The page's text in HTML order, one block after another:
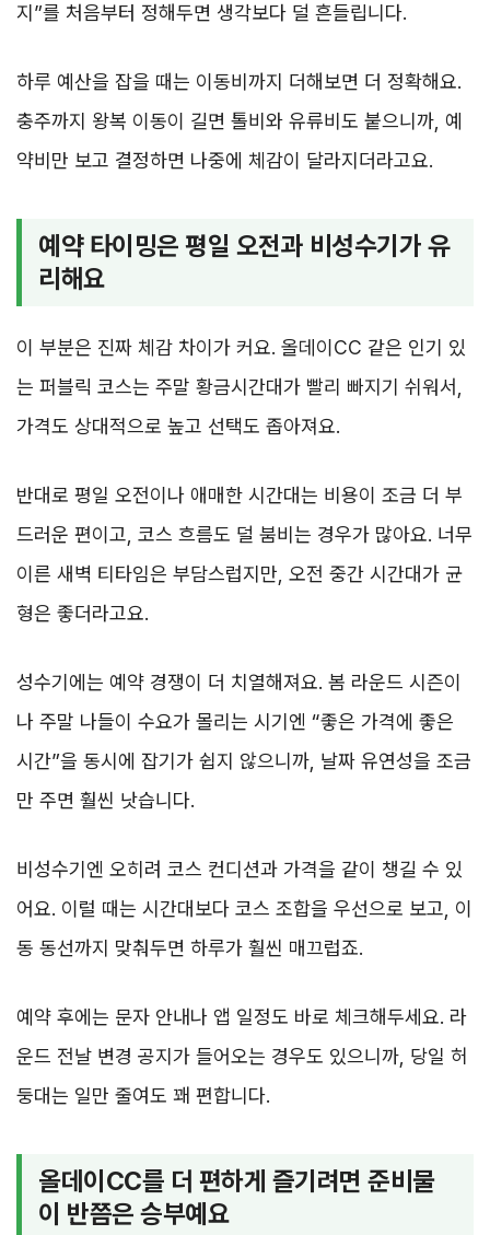
지”를 처음부터 정해두면 생각보다 덜 흔들립니다.
하루 예산을 잡을 때는 이동비까지 더해보면 더 정확해요.
충주까지 왕복 이동이 길면 톨비와 유류비도 붙으니까, 예
약비만 보고 결정하면 나중에 체감이 달라지더라고요.
예약 타이밍은 평일 오전과 비성수기가 유
리해요
이 부분은 진짜 체감 차이가 커요. 올데이CC 같은 인기 있
는 퍼블릭 코스는 주말 황금시간대가 빨리 빠지기 쉬워서,
가격도 상대적으로 높고 선택도 좁아져요.
반대로 평일 오전이나 애매한 시간대는 비용이 조금 더 부
드러운 편이고, 코스 흐름도 덜 붐비는 경우가 많아요. 너무
이른 새벽 티타임은 부담스럽지만, 오전 중간 시간대가 균
형은 좋더라고요.
성수기에는 예약 경쟁이 더 치열해져요. 봄 라운드 시즌이
나 주말 나들이 수요가 몰리는 시기엔 “좋은 가격에 좋은
시간”을 동시에 잡기가 쉽지 않으니까, 날짜 유연성을 조금
만 주면 훨씬 낫습니다.
비성수기엔 오히려 코스 컨디션과 가격을 같이 챙길 수 있
어요. 이럴 때는 시간대보다 코스 조합을 우선으로 보고, 이
동 동선까지 맞춰두면 하루가 훨씬 매끄럽죠.
예약 후에는 문자 안내나 앱 일정도 바로 체크해두세요. 라
운드 전날 변경 공지가 들어오는 경우도 있으니까, 당일 허
둥대는 일만 줄여도 꽤 편합니다.
올데이CC를 더 편하게 즐기려면 준비물
이 반쯤은 승부예요